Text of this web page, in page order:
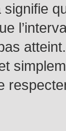
signifie